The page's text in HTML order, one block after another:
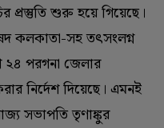
প্রস্তুতি শুরু হয়ে গিয়েছে।
কলকাতা-সহ তৎসংলগ্ন
২৪ পরগনা জেলার
নির্দেশ দিয়েছে। এমনই
সভাপতি তৃণাঙ্কুর